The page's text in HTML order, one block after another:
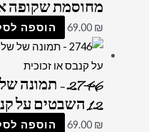
מחוסמת שקופה
69.00 ₪ הוספה
2746 –
12 השבטים על קנבס או זכוכית
69.00 ₪ הוספה